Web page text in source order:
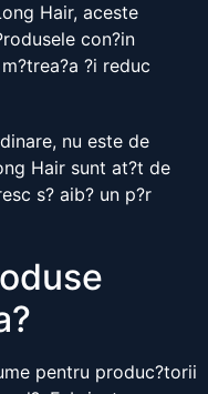
Hair, aceste
con?in
?i reduc
nu este de
Hair sunt at?t de
s? aib? un p?r
pentru produc?torii